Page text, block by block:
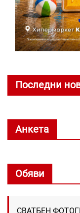
Последни
Анкета
Обяви
СВАТБЕН